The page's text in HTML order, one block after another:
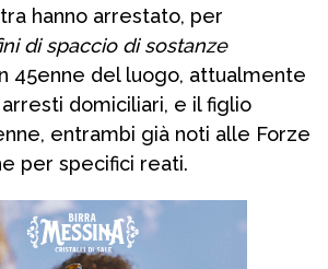
hanno arrestato, per
di spaccio di sostanze
45enne del luogo, attualmente
domiciliari, e il figlio
entrambi già noti alle Forze
per specifici reati.